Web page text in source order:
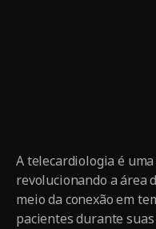
A telecardiologia é
revolucionando a área
meio da conexão em
pacientes durante suas